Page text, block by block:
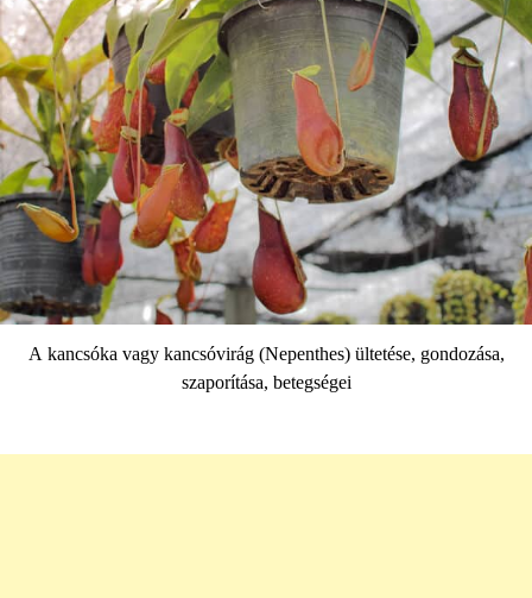
A kancsóka vagy kancsóvirág (Nepenthes) ültetése, gondozása,
szaporítása, betegségei